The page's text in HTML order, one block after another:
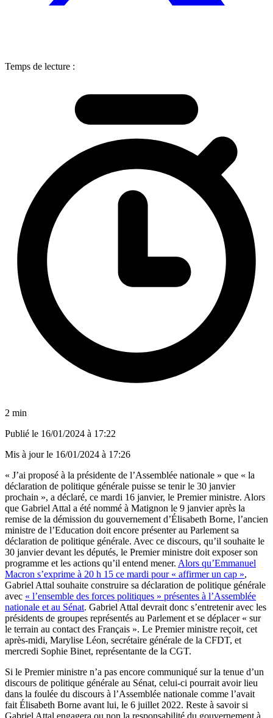
Temps de lecture :
2 min
Publié le 16/01/2024 à 17:22
Mis à jour le 16/01/2024 à 17:26
« J’ai proposé à la présidente de l’Assemblée nationale » que « la
déclaration de politique générale puisse se tenir le 30 janvier
prochain », a déclaré, ce mardi 16 janvier, le Premier ministre. Alors
que Gabriel Attal a été nommé à Matignon le 9 janvier après la
remise de la démission du gouvernement d’Élisabeth Borne, l’ancien
ministre de l’Education doit encore présenter au Parlement sa
déclaration de politique générale. Avec ce discours, qu’il souhaite le
30 janvier devant les députés, le Premier ministre doit exposer son
programme et les actions qu’il entend mener. Alors qu’Emmanuel
Macron s’exprime à 20 h 15 ce mardi pour « affirmer un cap »,
Gabriel Attal souhaite construire sa déclaration de politique générale
avec « l’ensemble des forces politiques » présentes à l’Assemblée
nationale et au Sénat. Gabriel Attal devrait donc s’entretenir avec les
présidents de groupes représentés au Parlement et se déplacer « sur
le terrain au contact des Français ». Le Premier ministre reçoit, cet
après-midi, Marylise Léon, secrétaire générale de la CFDT, et
mercredi Sophie Binet, représentante de la CGT.
Si le Premier ministre n’a pas encore communiqué sur la tenue d’un
discours de politique générale au Sénat, celui-ci pourrait avoir lieu
dans la foulée du discours à l’Assemblée nationale comme l’avait
fait Élisabeth Borne avant lui, le 6 juillet 2022. Reste à savoir si
Gabriel Attal engagera ou non la responsabilité du gouvernement à